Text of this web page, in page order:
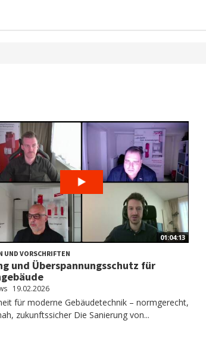
01:04:13
UND VORSCHRIFTEN
und Überspannungsschutz für
19.02.2026
für moderne Gebäudetechnik – normgerecht,
zukunftssicher Die Sanierung von...